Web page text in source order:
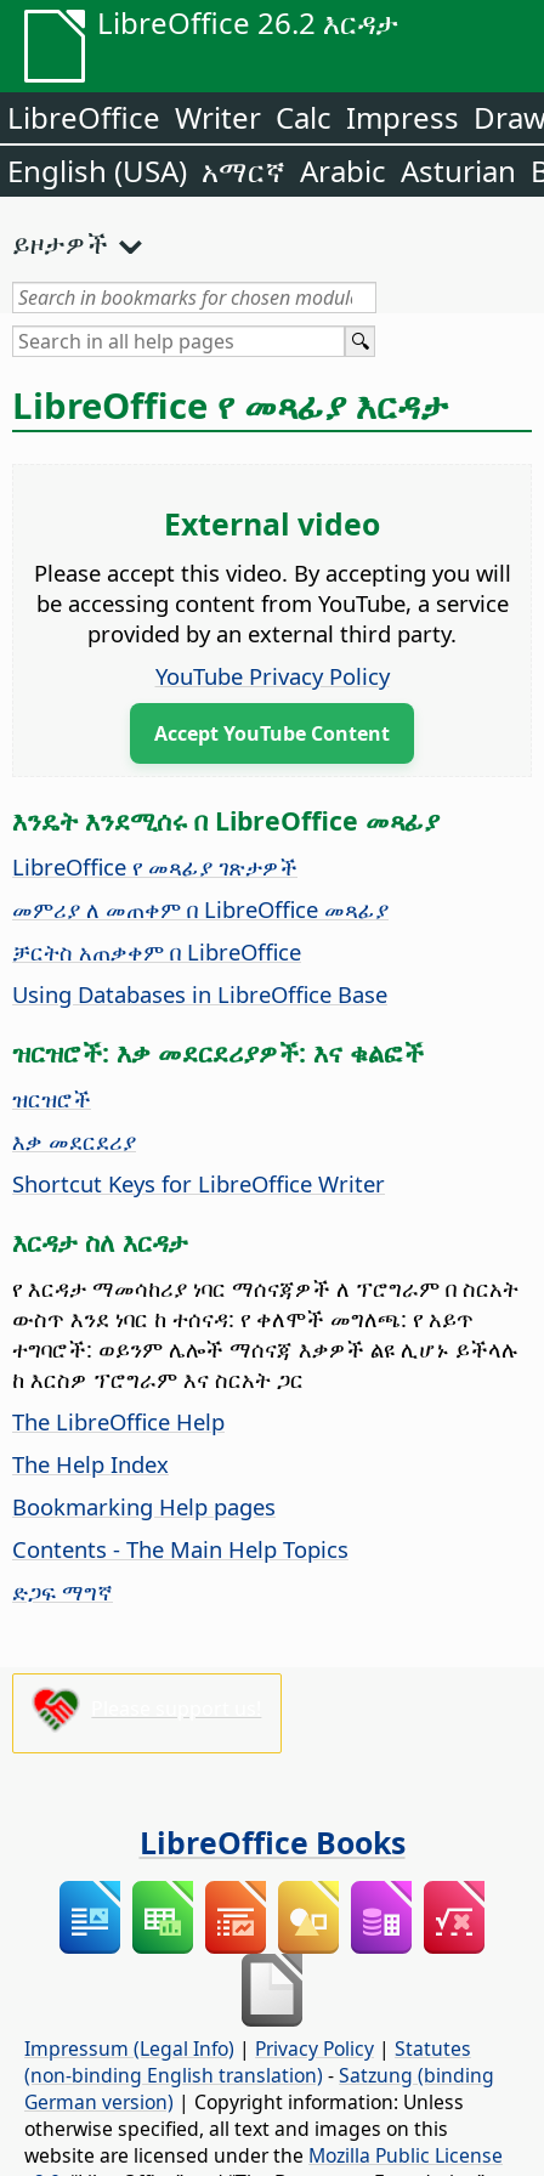
LibreOffice 26.2 እርዳታ
LibreOffice Writer Calc Impress
English (USA) አማርኛ Arabic Asturian
ይዞታዎች
LibreOffice የ መጻፊያ እርዳታ
External video
Please accept this video. By accepting you will
be accessing content from YouTube, a service
provided by an external third party.
YouTube Privacy Policy
Accept YouTube Content
እንዴት እንደሚሰሩ በ LibreOffice መጻፊያ
LibreOffice የ መጻፊያ ገጽታዎች
መምሪያ ለ መጠቀም በ LibreOffice መጻፊያ
ቻርትስ አጠቃቀም በ LibreOffice
Using Databases in LibreOffice Base
ዝርዝሮች: እቃ መደርደሪያዎች: እና ቁልፎች
ዝርዝሮች
እቃ መደርደሪያ
Shortcut Keys for LibreOffice Writer
እርዳታ ስለ እርዳታ
የ እርዳታ ማመሳከሪያ ነባር ማሰናጃዎች ለ ፕሮግራም በ ስርአት
ውስጥ እንደ ነባር ከ ተሰናዳ: የ ቀለሞች መግለጫ: የ አይጥ
ተግባሮች: ወይንም ሌሎች ማሰናጃ እቃዎች ልዩ ሊሆኑ ይችላሉ
ከ እርስዎ ፕሮግራም እና ስርአት ጋር
The LibreOffice Help
The Help Index
Bookmarking Help pages
Contents - The Main Help Topics
ድጋፍ ማግኛ
LibreOffice Books
Impressum (Legal Info) | Privacy Policy | Statutes
(non-binding English translation) -Satzung (binding
German version) | Copyright information: Unless
otherwise specified, all text and images on this
website are licensed under the Mozilla Public License